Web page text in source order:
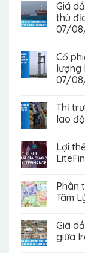
Giá
thù
07/
Cổ
lượng
07/
Thị
lao
Lợi
Phân
Tâm
Giá
giữa